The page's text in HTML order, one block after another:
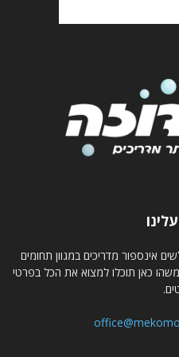
אינספור מדריכים במגוון תחומים
כאן תוכלו למצוא את הכל בפרטי